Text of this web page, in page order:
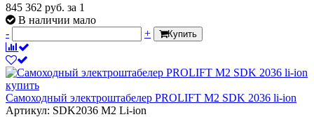
845 362 руб. за 1
В наличии мало
-
+ Купить
Самоходный электроштабелер PROLIFT M2 SDK 2036 li-ion
Артикул: SDK2036 M2 Li-ion